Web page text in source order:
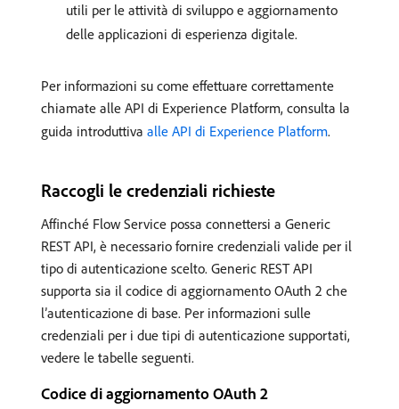
utili per le attività di sviluppo e aggiornamento
delle applicazioni di esperienza digitale.
Per informazioni su come effettuare correttamente
chiamate alle API di Experience Platform, consulta la
guida introduttiva alle API di Experience Platform.
Raccogli le credenziali richieste
Affinché Flow Service possa connettersi a Generic
REST API, è necessario fornire credenziali valide per il
tipo di autenticazione scelto. Generic REST API
supporta sia il codice di aggiornamento OAuth 2 che
l’autenticazione di base. Per informazioni sulle
credenziali per i due tipi di autenticazione supportati,
vedere le tabelle seguenti.
Codice di aggiornamento OAuth 2